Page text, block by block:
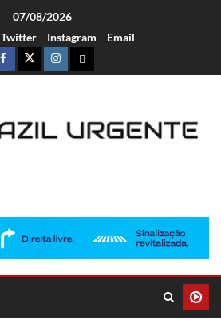
07/08/2026
Twitter Instagram Email